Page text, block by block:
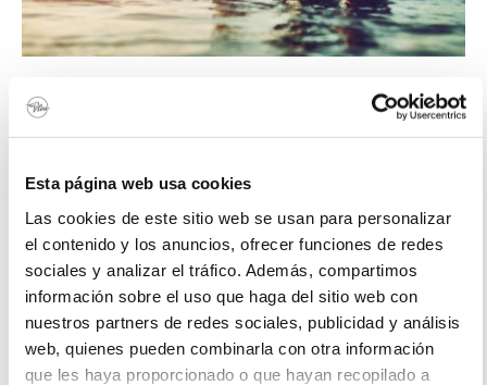
Esta página web usa cookies
Las cookies de este sitio web se usan para personalizar
el contenido y los anuncios, ofrecer funciones de redes
sociales y analizar el tráfico. Además, compartimos
información sobre el uso que haga del sitio web con
nuestros partners de redes sociales, publicidad y análisis
web, quienes pueden combinarla con otra información
que les haya proporcionado o que hayan recopilado a
Pack Summer Surf
378€ por persona
surfskate / desayuno incluido
Posibilidad de aumentar noches de estancia ( 37€/pax)